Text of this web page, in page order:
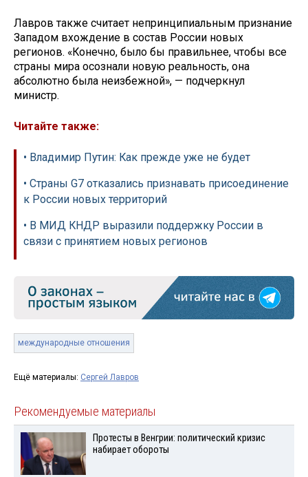
Лавров также считает непринципиальным признание
Западом вхождение в состав России новых
регионов. «Конечно, было бы правильнее, чтобы все
страны мира осознали новую реальность, она
абсолютно была неизбежной», — подчеркнул
министр.
Читайте также:
• Владимир Путин: Как прежде уже не будет
• Страны G7 отказались признавать присоединение
к России новых территорий
• В МИД КНДР выразили поддержку России в
связи с принятием новых регионов
международные отношения
Ещё материалы: Сергей Лавров
Рекомендуемые материалы
Протесты в Венгрии: политический кризис
набирает обороты